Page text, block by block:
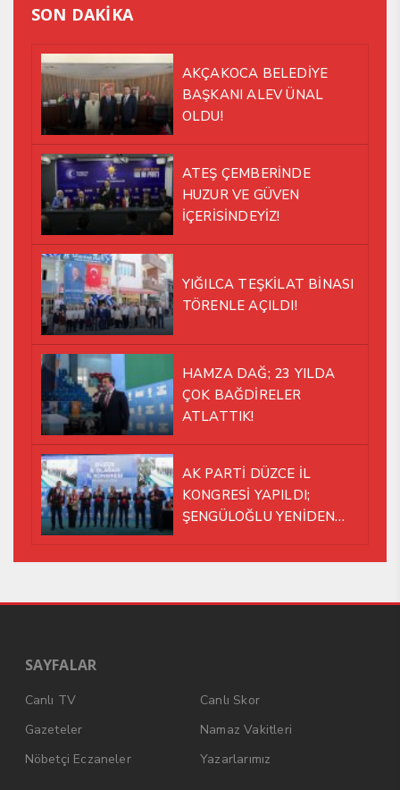
SON DAKİKA
AKÇAKOCA BELEDİYE
BAŞKANI ALEV ÜNAL
OLDU!
ATEŞ ÇEMBERİNDE
HUZUR VE GÜVEN
İÇERİSİNDEYİZ!
YIĞILCA TEŞKİLAT BİNASI
TÖRENLE AÇILDI!
HAMZA DAĞ; 23 YILDA
ÇOK BAĞDİRELER
ATLATTIK!
AK PARTİ DÜZCE İL
KONGRESİ YAPILDI;
ŞENGÜLOĞLU YENİDEN
SAYFALAR
Canlı TV
Canlı Skor
Gazeteler
Namaz Vakitleri
Nöbetçi Eczaneler
Yazarlarımız